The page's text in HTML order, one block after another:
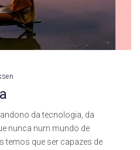
da tecnologia, da
nunca num mundo de
temos que ser capazes de